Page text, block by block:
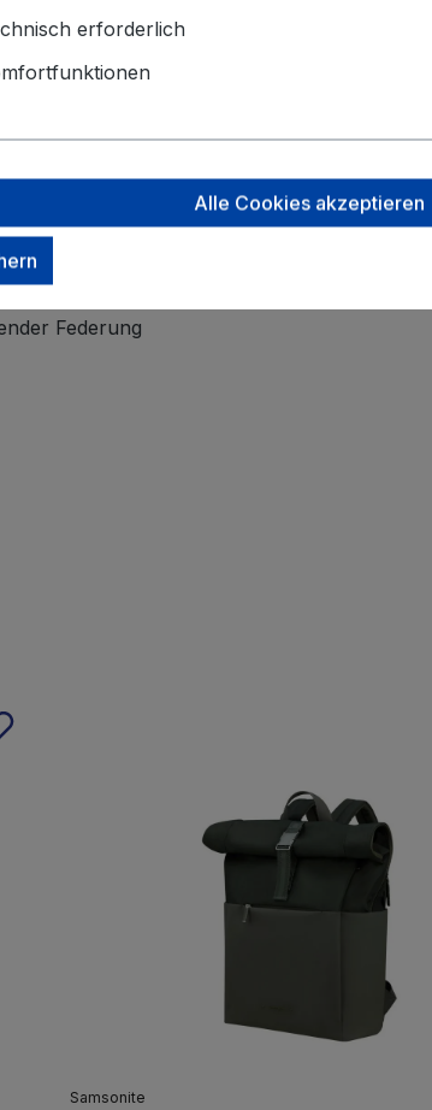
Sie unbeschwertes Reisen dank
und das auffällige silberne Innenfutter
Federung
Samsonite
erforderlich
Alle Cookies akzeptieren